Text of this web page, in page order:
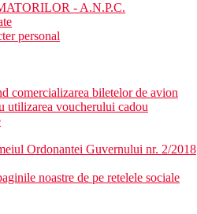
- A.N.P.C.
personal
comercializarea biletelor de avion
utilizarea voucherului cadou
Ordonantei Guvernului nr. 2/2018
noastre de pe retelele sociale